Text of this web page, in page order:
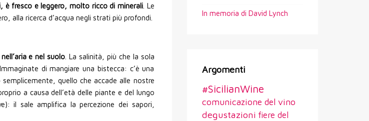
è fresco e leggero, molto ricco di minerali. Le
alla ricerca d’acqua negli strati più profondi.
e nel suolo . La salinità, più che la sola
di mangiare una bistecca: c’è una
quello che accade alle nostre
a causa dell’età delle piante e del lungo
il sale amplifica la percezione dei sapori,
In memoria di David Lynch
Argomenti
#SicilianWine
comunicazione del vino
degustazioni fiere del